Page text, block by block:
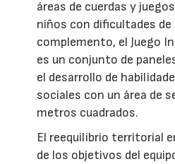
áreas de cuerdas y
niños con dificultades de
complemento, el Juego
es un conjunto de
el desarrollo de
sociales con un área de
metros cuadrados.
El reequilibrio territorial
de los objetivos del